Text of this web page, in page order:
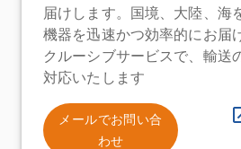
届けします。国境、大陸、海
機器を迅速かつ効率的にお届
クルーシブサービスで、輸送
対応いたします
メールでお問い合
わせ